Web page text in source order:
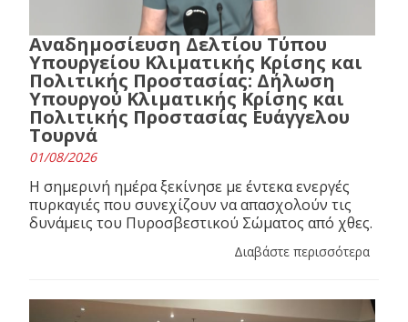
Αναδημοσίευση Δελτίου Τύπου
Υπουργείου Κλιματικής Κρίσης και
Πολιτικής Προστασίας: Δήλωση
Υπουργού Κλιματικής Κρίσης και
Πολιτικής Προστασίας Ευάγγελου
Τουρνά
01/08/2026
Η σημερινή ημέρα ξεκίνησε με έντεκα ενεργές
πυρκαγιές που συνεχίζουν να απασχολούν τις
δυνάμεις του Πυροσβεστικού Σώματος από χθες.
Διαβάστε περισσότερα